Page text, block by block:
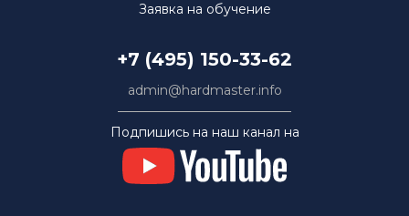
Заявка на обучение
+7 (495) 150-33-62
admin@hardmaster.info
Подпишись на наш канал на